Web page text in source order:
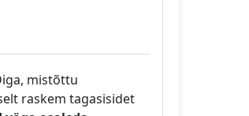
mistõttu
raskem tagasisidet